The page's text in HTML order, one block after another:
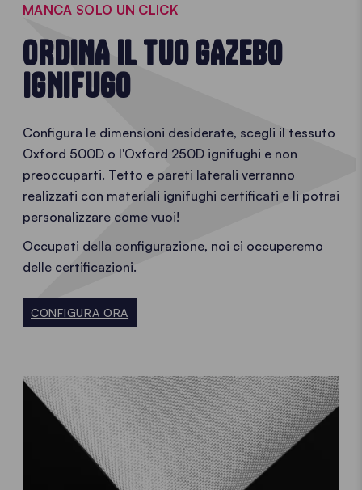
MANCA SOLO UN CLICK
ORDINA IL TUO GAZEBO
IGNIFUGO
Configura le dimensioni desiderate, scegli il tessuto
Oxford 500D o l'Oxford 250D ignifughi e non
preoccuparti. Tetto e pareti laterali verranno
realizzati con materiali ignifughi certificati e li potrai
personalizzare come vuoi!
Occupati della configurazione, noi ci occuperemo
delle certificazioni.
CONFIGURA ORA